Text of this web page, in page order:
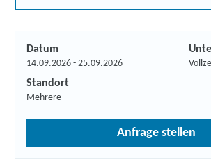
Datum
14.09.2026 - 25.09.2026
Standort
Mehrere
Anfrage stellen